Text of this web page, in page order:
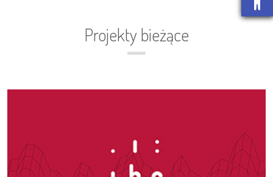
Projekty bieżące